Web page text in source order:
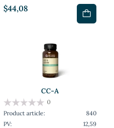
$44,08
CC-A
0
Product article:
840
PV:
12,59